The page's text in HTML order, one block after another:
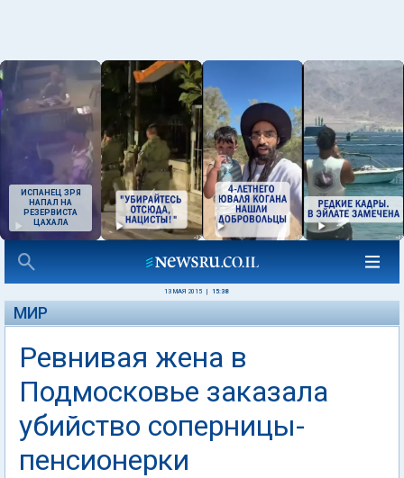
ИСПАНЕЦ ЗРЯ
НАПАЛ НА
РЕЗЕРВИСТА
ЦАХАЛА
13 МАЯ 2015 15:38
МИР
Ревнивая жена в
Подмосковье заказала
убийство соперницы-
пенсионерки